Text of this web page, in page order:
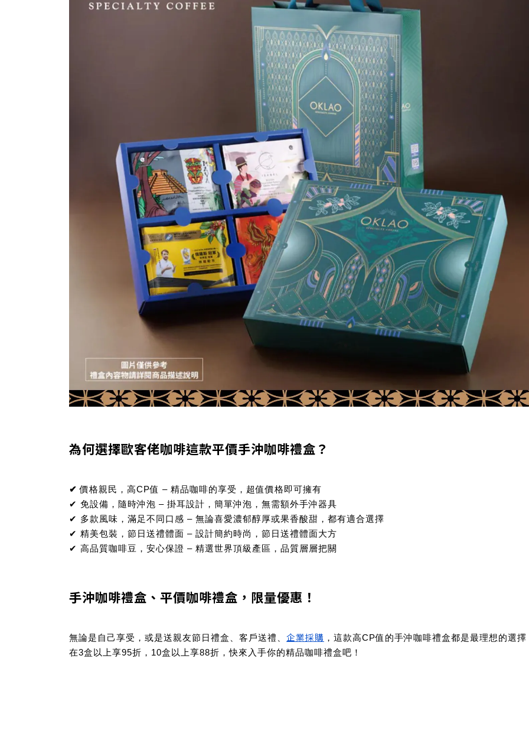
為何選擇歐客佬咖啡這款平價手沖咖啡禮盒？
✔價格親民，高CP值 – 精品咖啡的享受，超值價格即可擁有
✔ 免設備，隨時沖泡 – 掛耳設計，簡單沖泡，無需額外手沖器具
✔ 多款風味，滿足不同口感 – 無論喜愛濃郁醇厚或果香酸甜，都有適合選擇
✔ 精美包裝，節日送禮體面 – 設計簡約時尚，節日送禮體面大方
✔ 高品質咖啡豆，安心保證 – 精選世界頂級產區，品質層層把關
手沖咖啡禮盒、平價咖啡禮盒，限量優惠！
無論是自己享受，或是送親友節日禮盒、客戶送禮、 企業採購 ，這款高CP值的手沖咖啡禮盒都是最理想的選擇
在3盒以上享95折，10盒以上享88折 ，快來入手你的精品咖啡禮盒吧！